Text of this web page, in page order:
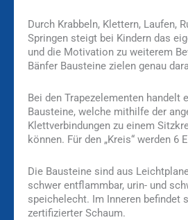
Durch Krabbeln, Klettern, Laufen,
Springen steigt bei Kindern das
und die Motivation zu weiterem
Bänfer Bausteine zielen genau
Bei den Trapezelementen handelt
Bausteine, welche mithilfe der
Klettverbindungen zu einem
können. Für den „Kreis“ werden 6
Die Bausteine sind aus
schwer entflammbar, urin- und
speichelecht. Im Inneren befindet
zertifizierter Schaum.